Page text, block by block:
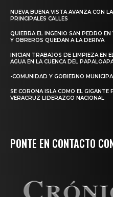
NUEVA BUENA VISTA AVANZA CON
PRINCIPALES CALLES
QUIEBRA EL INGENIO SAN PEDRO
Y OBREROS QUEDAN A LA DERIVA
INICIAN TRABAJOS DE LIMPIEZA EN
AGUA EN LA CUENCA DEL
-COMUNIDAD Y GOBIERNO
SE CORONA ISLA COMO EL GIGANTE
VERACRUZ LIDERAZGO NACIONAL
PONTE EN CONTACTO